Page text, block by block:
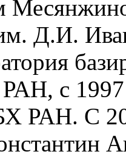
Д.И.
с 1997
РАН. С